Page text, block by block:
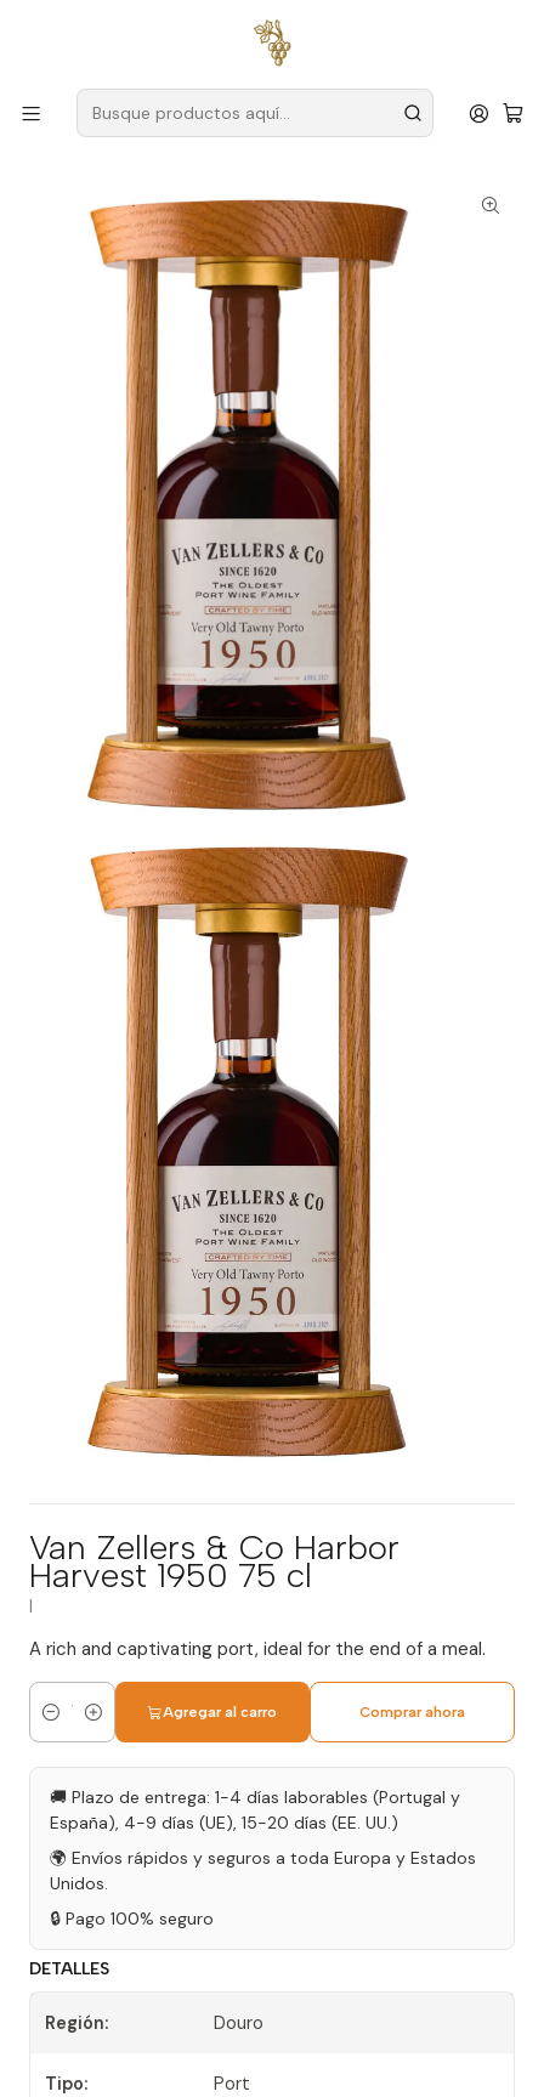
para pedidos superiores a
Productores Duero
Van Zellers
Van Zellers & Co Harbor Harvest 1950 75 cl
Van Zellers & Co Harbor
Harvest 1950 75 cl
A rich and captivating port, ideal for the end of a meal.
Cantidad
Agregar al carro Comprar ahora
🚚 Plazo de entrega: 1-4 días laborables (Portugal y
España), 4-9 días (UE), 15-20 días (EE. UU.)
🌍 Envíos rápidos y seguros a toda Europa y Estados
Unidos.
🔒 Pago 100% seguro
DETALLES
Región: Douro
Tipo: Port